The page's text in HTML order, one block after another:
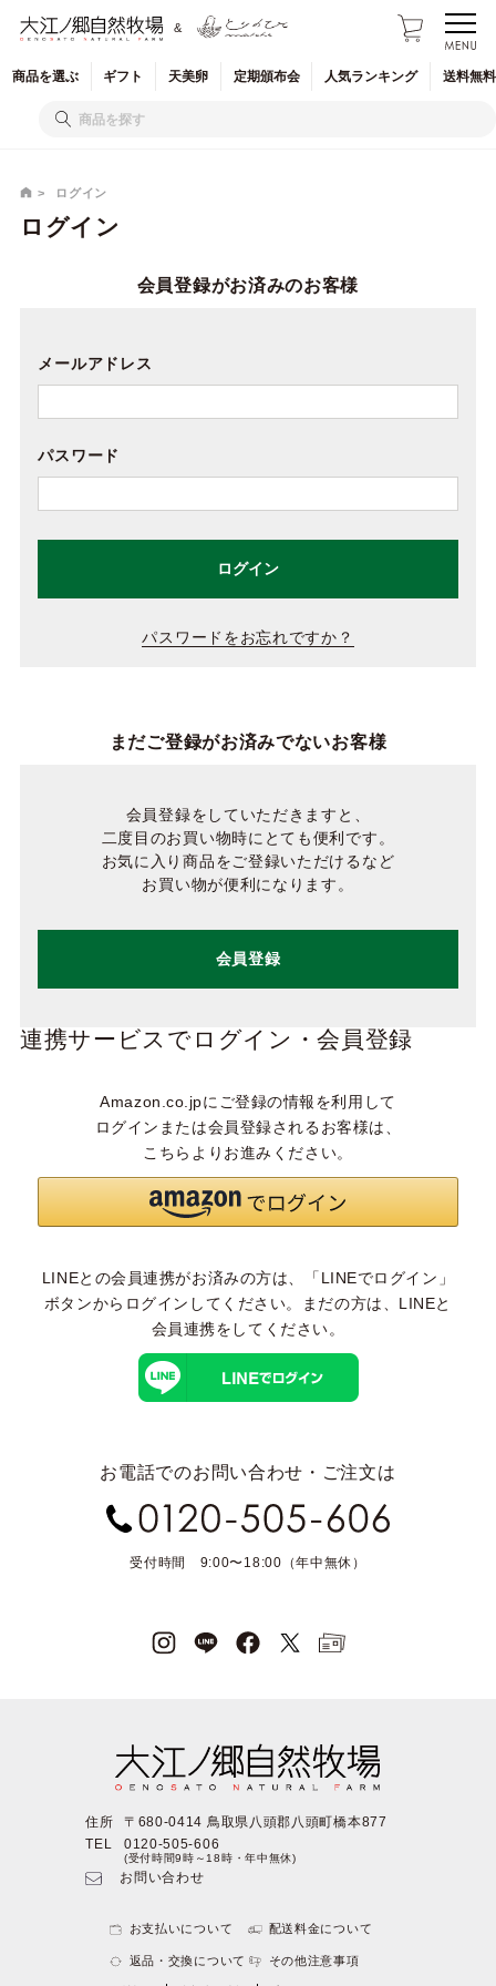
&
商品を選ぶ ギフト 天美卵 定期頒布会 人気ランキング 送料無
ログイン
ログイン
会員登録がお済みのお客様
メールアドレス
パスワード
ログイン
パスワードをお忘れですか？
まだご登録がお済みでないお客様
会員登録をしていただきますと、
二度目のお買い物時にとても便利です。
お気に入り商品をご登録いただけるなど
お買い物が便利になります。
会員登録
連携サービスでログイン・会員登録
Amazon.co.jpにご登録の情報を利用して
ログインまたは会員登録されるお客様は、
こちらよりお進みください。
LINEとの会員連携がお済みの方は、「LINEでログイン」
ボタンからログインしてください。まだの方は、 LINEと
会員連携をしてください。
お電話でのお問い合わせ・ご注文は
受付時間 9:00〜18:00（年中無休）
住所
〒680-0414 鳥取県八頭郡八頭町橋本877
TEL
0120-505-606
(受付時間9時～18時・年中無休)
お問い合わせ
お支払いについて 配送料金について
返品・交換について その他注意事項